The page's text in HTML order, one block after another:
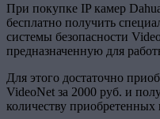
При покупке IP камер
бесплатно получить
системы безопасности
предназначенную для
Для этого достаточно
VideoNet за 2000 руб. и
количеству приобретенных